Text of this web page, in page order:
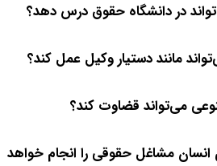
در دانشگاه حقوق درس دهد؟
مانند دستیار وکیل عمل کند؟
می‌تواند قضاوت کند؟
مشاغل حقوقی را انجام خواهد